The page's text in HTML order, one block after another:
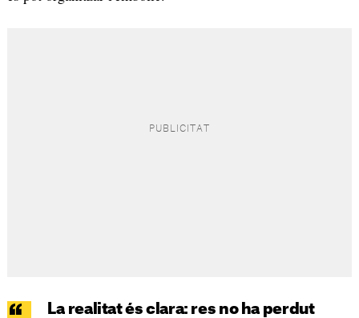
La realitat és clara: res no ha perdut